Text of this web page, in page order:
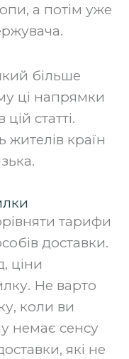
а потім уже
більше
ці напрямки
статті.
жителів країн
тарифи
доставки.
ціни
Не варто
коли ви
немає сенсу
які не